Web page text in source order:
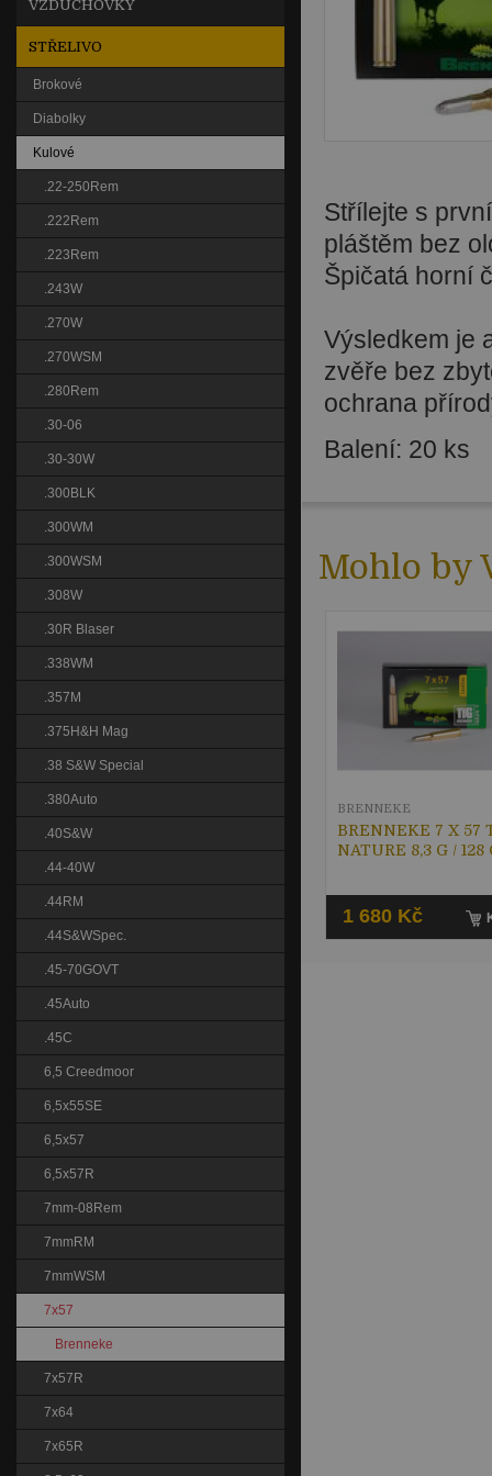
Střílejte s
pláštěm bez
Špičatá horní
Výsledkem je
zvěře bez
ochrana
Balení: 20 ks
Mohlo by
BRENNEKE 7 X 57
NATURE 8,3 G / 128
BRENNEKE
1 680 Kč
VZDUCHOVKY
STŘELIVO
Brokové
Diabolky
Kulové
.22-250Rem
.222Rem
.223Rem
.243W
.270W
.270WSM
.280Rem
.30-06
.30-30W
.300BLK
.300WM
.300WSM
.308W
.30R Blaser
.338WM
.357M
.375H&H Mag
.38 S&W Special
.380Auto
.40S&W
.44-40W
.44RM
.44S&WSpec.
.45-70GOVT
.45Auto
.45C
6,5 Creedmoor
6,5x55SE
6,5x57
6,5x57R
7mm-08Rem
7mmRM
7mmWSM
7x57
Brenneke
7x57R
7x64
7x65R